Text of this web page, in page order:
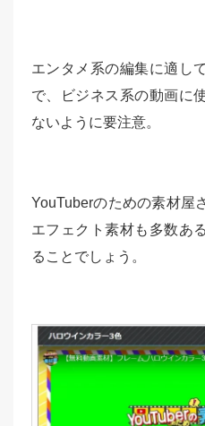
エンタメ系の編集に適し
で、ビジネス系の動画に
ないように要注意。
YouTuberのための素材屋
エフェクト素材も多数あ
ることでしょう。